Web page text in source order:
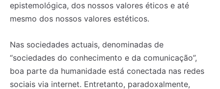
epistemológica, dos nossos valores éticos e até
mesmo dos nossos valores estéticos.
Nas sociedades actuais, denominadas de
“sociedades do conhecimento e da comunicação”,
boa parte da humanidade está conectada nas redes
sociais via internet. Entretanto, paradoxalmente,